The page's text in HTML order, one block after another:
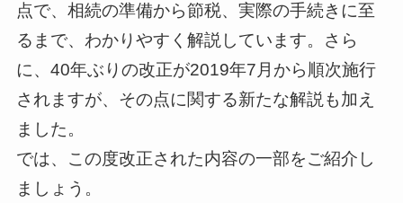
点で、相続の準備から節税、実際の手続きに至
るまで、わかりやすく解説しています。さら
に、40年ぶりの改正が2019年7月から順次施行
されますが、その点に関する新たな解説も加え
ました。
では、この度改正された内容の一部をご紹介し
ましょう。